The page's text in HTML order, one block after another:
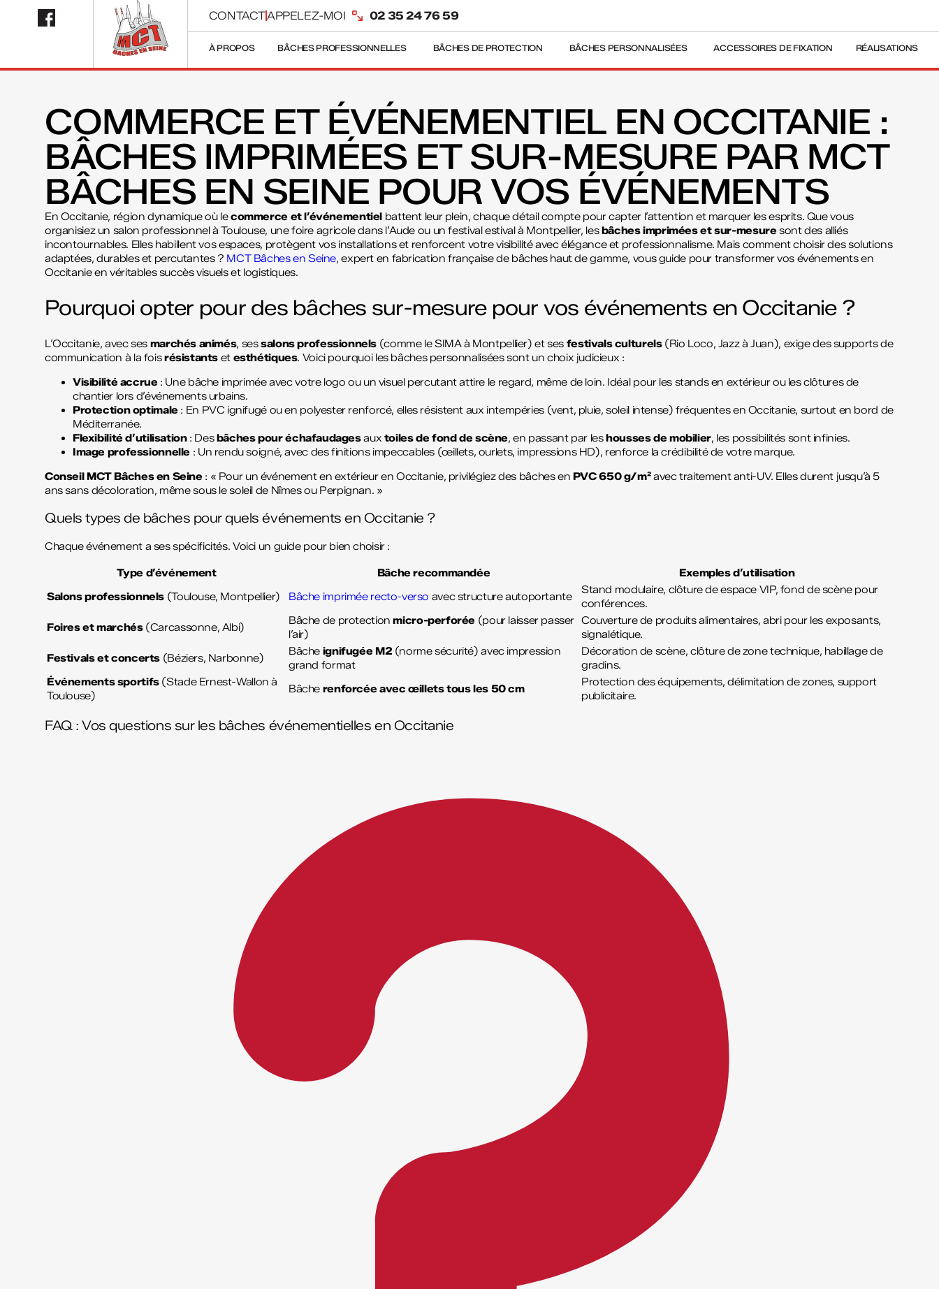
CONTACTAPPELEZ-MOI 02 35 24 76 59
À PROPOS BÂCHES PROFESSIONNELLES BÂCHES DE PROTECTION BÂCHES PERSONNALISÉES ACCESSOIRES DE FIXATION RÉALISATIONS
COMMERCE ET ÉVÉNEMENTIEL EN OCCITANIE :
BÂCHES IMPRIMÉES ET SUR-MESURE PAR MCT
BÂCHES EN SEINE POUR VOS ÉVÉNEMENTS
En Occitanie, région dynamique où lecommerce et l’événementiel battent leur plein, chaque détail compte pour capter l’attention et marquer les esprits. Que vous
organisiez un salon professionnel à Toulouse, une foire agricole dans l’Aude ou un festival estival à Montpellier, lesbâches imprimées et sur-mesure sont des alliés
incontournables. Elles habillent vos espaces, protègent vos installations et renforcent votre visibilité avec élégance et professionnalisme. Mais comment choisir des solutions
adaptées, durables et percutantes ? MCT Bâches en Seine, expert en fabrication française de bâches haut de gamme, vous guide pour transformer vos événements en
Occitanie en véritables succès visuels et logistiques.
Pourquoi opter pour des bâches sur-mesure pour vos événements en Occitanie ?
L’Occitanie, avec ses marchés animés, sessalons professionnels (comme le SIMA à Montpellier) et ses festivals culturels(Rio Loco, Jazz à Juan), exige des supports de
communication à la foisrésistants et esthétiques. Voici pourquoi les bâches personnalisées sont un choix judicieux :
Visibilité accrue : Une bâche imprimée avec votre logo ou un visuel percutant attire le regard, même de loin. Idéal pour les stands en extérieur ou les clôtures de
chantier lors d’événements urbains.
Protection optimale : En PVC ignifugé ou en polyester renforcé, elles résistent aux intempéries (vent, pluie, soleil intense) fréquentes en Occitanie, surtout en bord de
Méditerranée.
Flexibilité d’utilisation: Desbâches pour échafaudagesaux toiles de fond de scène, en passant par leshousses de mobilier, les possibilités sont infinies.
Image professionnelle : Un rendu soigné, avec des finitions impeccables (œillets, ourlets, impressions HD), renforce la crédibilité de votre marque.
Conseil MCT Bâches en Seine : « Pour un événement en extérieur en Occitanie, privilégiez des bâches en PVC 650 g/m²avec traitement anti-UV. Elles durent jusqu’à 5
ans sans décoloration, même sous le soleil de Nîmes ou Perpignan. »
Quels types de bâches pour quels événements en Occitanie ?
Chaque événement a ses spécificités. Voici un guide pour bien choisir :
Type d’événement Bâche recommandée
Exemples d’utilisation
Salons professionnels (Toulouse, Montpellier) Bâche imprimée recto-verso avec structure autoportante
Stand modulaire, clôture de espace VIP, fond de scène pour
conférences.
Foires et marchés(Carcassonne, Albi)
Bâche de protectionmicro-perforée (pour laisser passer
l’air)
Couverture de produits alimentaires, abri pour les exposants,
signalétique.
Festivals et concerts (Béziers, Narbonne)
Bâche ignifugée M2 (norme sécurité) avec impression
grand format
Décoration de scène, clôture de zone technique, habillage de
gradins.
Événements sportifs(Stade Ernest-Wallon à
Toulouse)
Bâche renforcée avec œillets tous les 50 cm
Protection des équipements, délimitation de zones, support
publicitaire.
FAQ : Vos questions sur les bâches événementielles en Occitanie